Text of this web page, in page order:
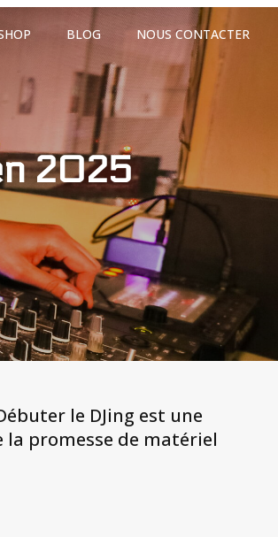
BLOG NOUS CONTACTER
2025
le DJing est une
la promesse de matériel